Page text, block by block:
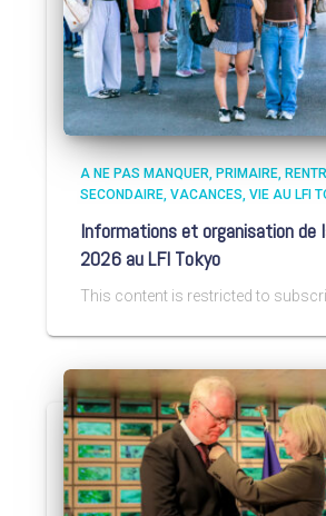
A NE PAS MANQUER PRIMAIRE
SECONDAIRE VACANCES VIE AU LFI
Informations et organisation de
2026 au LFI Tokyo
This content is restricted to